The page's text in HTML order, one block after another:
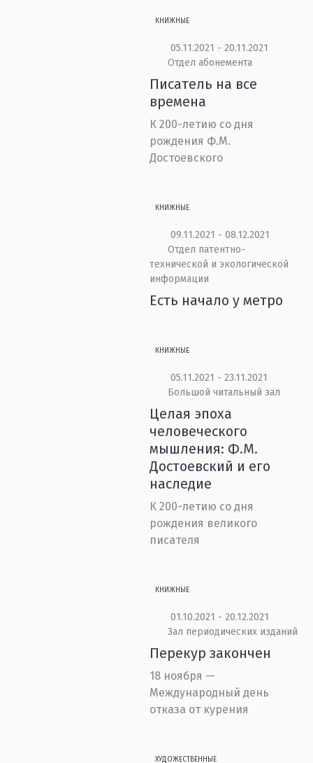
КНИЖНЫЕ
05.11.2021 - 20.11.2021
Отдел абонемента
Писатель на все
времена
К 200-летию со дня
рождения Ф.М.
Достоевского
КНИЖНЫЕ
09.11.2021 - 08.12.2021
Отдел патентно-
технической и экологической
информации
Есть начало у метро
КНИЖНЫЕ
05.11.2021 - 23.11.2021
Большой читальный зал
Целая эпоха
человеческого
мышления: Ф.М.
Достоевский и его
наследие
К 200-летию со дня
рождения великого
писателя
КНИЖНЫЕ
01.10.2021 - 20.12.2021
Зал периодических изданий
Перекур закончен
18 ноября —
Международный день
отказа от курения
ХУДОЖЕСТВЕННЫЕ